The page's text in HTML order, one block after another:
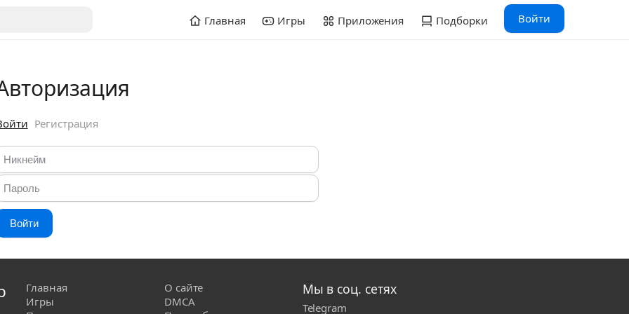
Главная Игры Приложения Подборки Войти
Регистрация
Войти
Главная
Игры
О сайте
DMCA
Мы в соц. сетях
Telegram